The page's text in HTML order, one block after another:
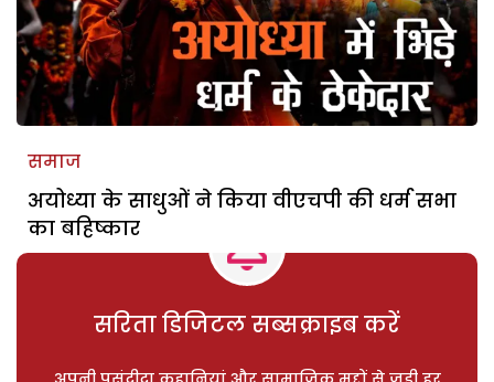
समाज
अयोध्या के साधुओं ने किया वीएचपी की धर्म सभा
का बहिष्कार
सरिता डिजिटल सब्सक्राइब करें